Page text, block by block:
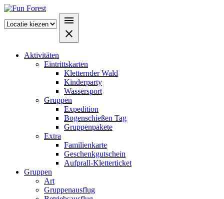
menu
close
Aktivitäten
Eintrittskarten
Kletternder Wald
Kinderparty
Wassersport
Gruppen
Expedition
Bogenschießen Tag
Gruppenpakete
Extra
Familienkarte
Geschenkgutschein
Aufprall-Kletterticket
Gruppen
Art
Gruppenausflug